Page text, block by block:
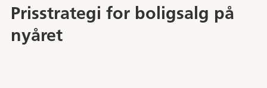
Prisstrategi for boligsalg på
nyåret